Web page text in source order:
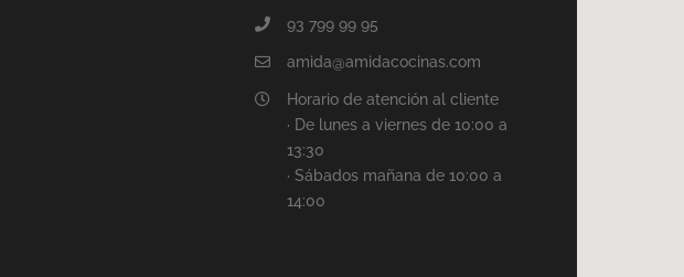
93 799 99 95
amida@amidacocinas.com
Horario de atención al cliente
· De lunes a viernes de 10:00 a
13:30
· Sábados mañana de 10:00 a
14:00